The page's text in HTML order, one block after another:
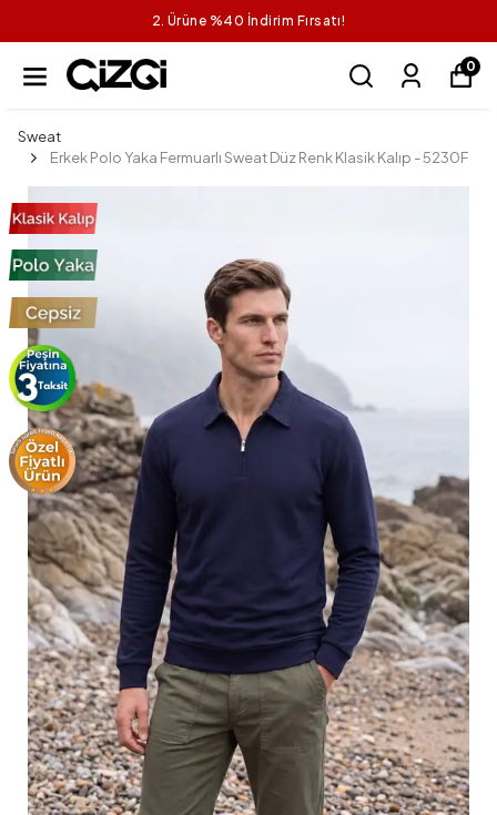
2. Ürüne %40 İndirim Fırsatı!
0
Sweat
Erkek Polo Yaka Fermuarlı Sweat Düz Renk Klasik Kalıp - 5230F